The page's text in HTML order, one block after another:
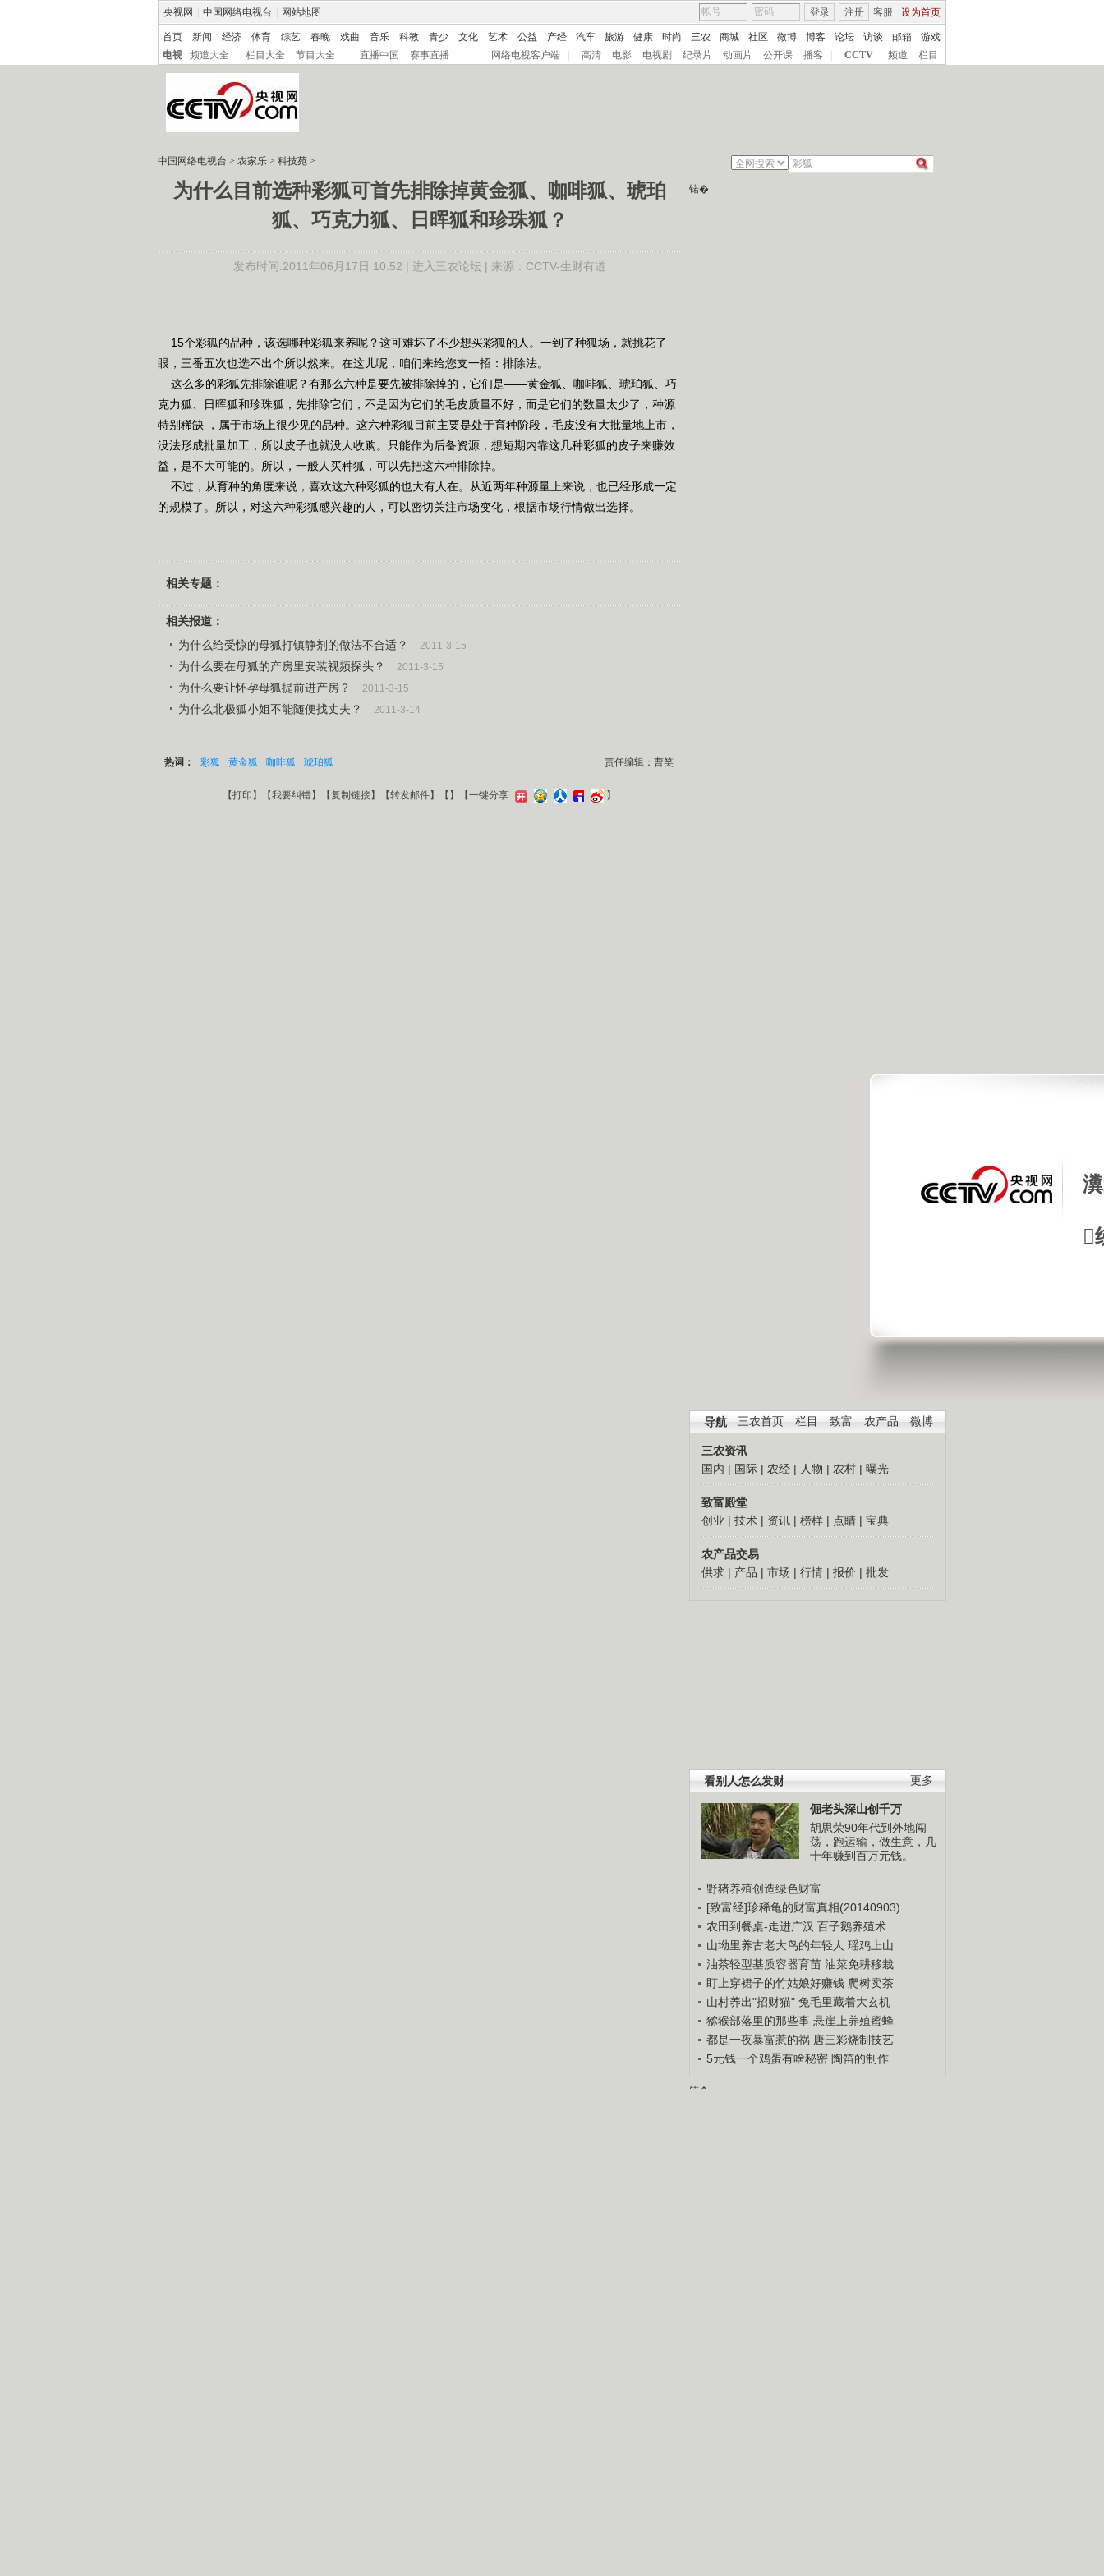
央视网 中国网络电视台 网站地图 客服 设为首页
登录 注册
首页 新闻 经济 体育 综艺 春晚 戏曲 音乐 科教 青少 文化 艺术 公益 产经 汽车 旅游 健康 时尚 三农 商城 社区 微博 博客 论坛 访谈 邮箱
游戏
电视
频道大全 栏目大全 节目大全 直播中国 赛事直播 网络电视客户端 高清 电影 电视剧 纪录片 动画片 公开课 播客 CCTV 频道 栏目
中国网络电视台 > 农家乐 > 科技苑 >
为什么目前选种彩狐可首先排除掉黄金狐、咖啡狐、琥珀
狐、巧克力狐、日晖狐和珍珠狐？
发布时间:2011年06月17日 10:52 | 进入三农论坛| 来源：CCTV-生财有道
锘�

三农首页 栏目 致富 农产品 微博
导航
三农资讯
国内 | 国际 | 农经 | 人物 | 农村 | 曝光
致富殿堂
创业 | 技术 | 资讯 | 榜样 | 点睛 | 宝典
农产品交易
供求 | 产品 | 市场 | 行情 | 报价 | 批发
更多
看别人怎么发财
倔老头深山创千万
胡思荣90年代到外地闯
荡，跑运输，做生意，几
十年赚到百万元钱。
野猪养殖创造绿色财富
[致富经]珍稀龟的财富真相(20140903)
农田到餐桌-走进广汉 百子鹅养殖术
山坳里养古老大鸟的年轻人 瑶鸡上山
油茶轻型基质容器育苗 油菜免耕移栽
盯上穿裙子的竹姑娘好赚钱 爬树卖茶
山村养出"招财猫" 兔毛里藏着大玄机
猕猴部落里的那些事 悬崖上养殖蜜蜂
都是一夜暴富惹的祸 唐三彩烧制技艺
5元钱一个鸡蛋有啥秘密 陶笛的制作
锘�
15个彩狐的品种，该选哪种彩狐来养呢？这可难坏了不少想买彩狐的人。一到了种狐场，就挑花了
眼，三番五次也选不出个所以然来。在这儿呢，咱们来给您支一招：排除法。
这么多的彩狐先排除谁呢？有那么六种是要先被排除掉的，它们是——黄金狐、咖啡狐、琥珀狐、巧
克力狐、日晖狐和珍珠狐，先排除它们，不是因为它们的毛皮质量不好，而是它们的数量太少了，种源
特别稀缺 ，属于市场上很少见的品种。这六种彩狐目前主要是处于育种阶段，毛皮没有大批量地上市，
没法形成批量加工，所以皮子也就没人收购。只能作为后备资源，想短期内靠这几种彩狐的皮子来赚效
益，是不大可能的。所以，一般人买种狐，可以先把这六种排除掉。
不过，从育种的角度来说，喜欢这六种彩狐的也大有人在。从近两年种源量上来说，也已经形成一定
的规模了。所以，对这六种彩狐感兴趣的人，可以密切关注市场变化，根据市场行情做出选择。
相关专题：
相关报道：
为什么给受惊的母狐打镇静剂的做法不合适？
2011-3-15
为什么要在母狐的产房里安装视频探头？ 2011-3-15
为什么要让怀孕母狐提前进产房？ 2011-3-15
为什么北极狐小姐不能随便找丈夫？ 2011-3-14
责任编辑：曹笑
热词： 彩狐 黄金狐 咖啡狐 琥珀狐
【打印 】【我要纠错】【复制链接】【转发邮件】【 】 【一键分享 】